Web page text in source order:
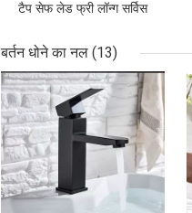
टैप सेफ लेड फ्री लॉन्ग सर्विस
बर्तन धोने का नल (13)
सबसे अच्छी कीमत